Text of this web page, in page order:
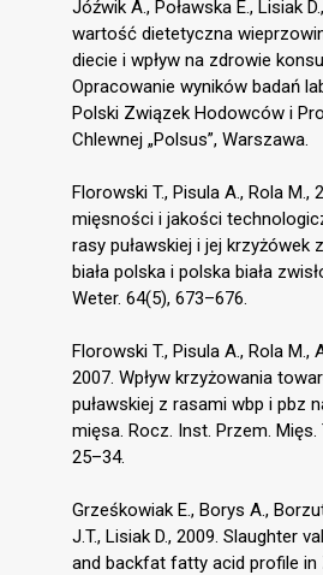
Jóźwik A., Poławska E., Lisiak
wartość dietetyczna
diecie i wpływ na zdrowie
Opracowanie wyników badań
Polski Związek Hodowców i
Chlewnej „Polsus”, Warszawa.
Florowski T., Pisula A., Rola M.,
mięsności i jakości
rasy puławskiej i jej krzyżówek
biała polska i polska biała
Weter. 64(5), 673–676.
Florowski T., Pisula A., Rola M.,
2007. Wpływ krzyżowania
puławskiej z rasami wbp i pbz
mięsa. Rocz. Inst. Przem. Mięs.
25–34.
Grześkowiak E., Borys A.,
J.T., Lisiak D., 2009. Slaughter
and backfat fatty acid profile